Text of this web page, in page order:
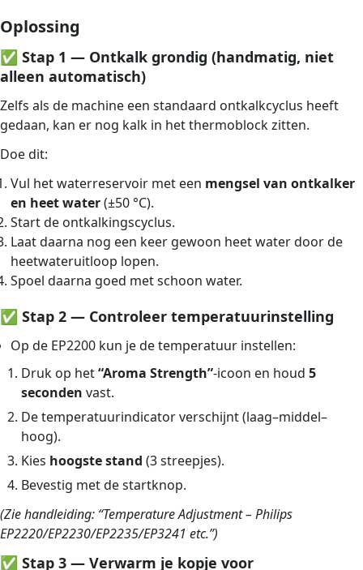
Oplossing
✅ Stap 1 — Ontkalk grondig (handmatig, niet
alleen automatisch)
Zelfs als de machine een standaard ontkalkcyclus heeft
gedaan, kan er nog kalk in het thermoblock zitten.
Doe dit:
Vul het waterreservoir met een mengsel van ontkalker
en heet water(±50 °C).
Start de ontkalkingscyclus.
Laat daarna nog een keer gewoon heet water door de
heetwateruitloop lopen.
Spoel daarna goed met schoon water.
✅ Stap 2 — Controleer temperatuurinstelling
Op de EP2200 kun je de temperatuur instellen:
Druk op het“Aroma Strength”-icoon en houd5
seconden vast.
De temperatuurindicator verschijnt (laag–middel–
hoog).
Kies hoogste stand (3 streepjes).
Bevestig met de startknop.
(Zie handleiding: “Temperature Adjustment – Philips
EP2220/EP2230/EP2235/EP3241 etc.”)
✅ Stap 3 — Verwarm je kopje voor